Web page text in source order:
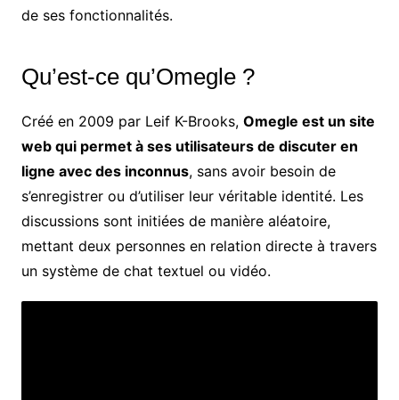
de ses fonctionnalités.
Qu’est-ce qu’Omegle ?
Créé en 2009 par Leif K-Brooks, Omegle est un site
web qui permet à ses utilisateurs de discuter en
ligne avec des inconnus, sans avoir besoin de
s’enregistrer ou d’utiliser leur véritable identité. Les
discussions sont initiées de manière aléatoire,
mettant deux personnes en relation directe à travers
un système de chat textuel ou vidéo.